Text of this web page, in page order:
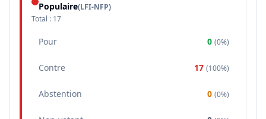
Populaire(LFI-NFP)
Total : 17
Pour 0 (0%)
Contre 17 (100%)
Abstention 0 (0%)